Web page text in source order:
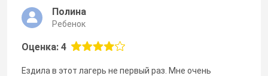
Полина
Ребенок
Оценка: 4
Ездила в этот лагерь не первый раз. Мне очень